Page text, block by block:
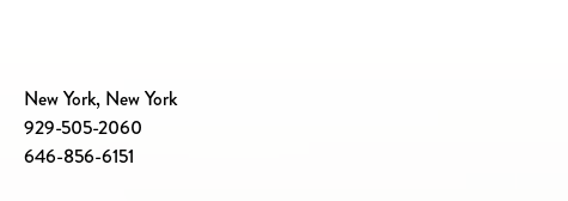
New York, New York
929-505-2060
646-856-6151